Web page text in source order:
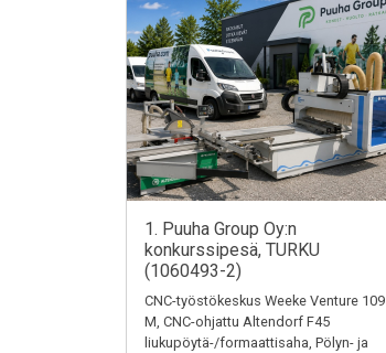
1. Puuha Group Oy:n
konkurssipesä, TURKU
(1060493-2)
CNC-työstökeskus Weeke Venture 109
M, CNC-ohjattu Altendorf F45
liukupöytä-/formaattisaha, Pölyn- ja